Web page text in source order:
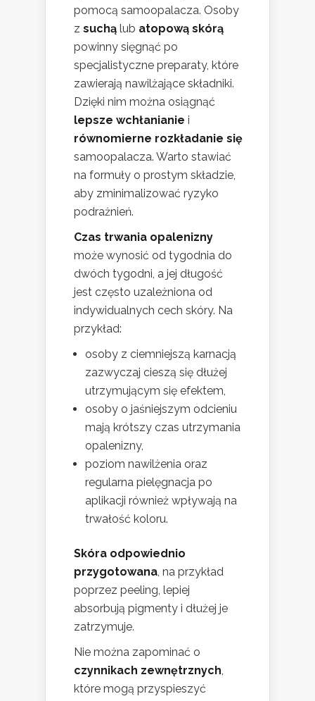
pomocą samoopalacza. Osoby
z suchą lub atopową skórą
powinny sięgnąć po
specjalistyczne preparaty, które
zawierają nawilżające składniki.
Dzięki nim można osiągnąć
lepsze wchłanianie i
równomierne rozkładanie się
samoopalacza. Warto stawiać
na formuły o prostym składzie,
aby zminimalizować ryzyko
podrażnień.
Czas trwania opalenizny
może wynosić od tygodnia do
dwóch tygodni, a jej długość
jest często uzależniona od
indywidualnych cech skóry. Na
przykład:
osoby z ciemniejszą karnacją
zazwyczaj cieszą się dłużej
utrzymującym się efektem,
osoby o jaśniejszym odcieniu
mają krótszy czas utrzymania
opalenizny,
poziom nawilżenia oraz
regularna pielęgnacja po
aplikacji również wpływają na
trwałość koloru.
Skóra odpowiednio
przygotowana, na przykład
poprzez peeling, lepiej
absorbują pigmenty i dłużej je
zatrzymuje.
Nie można zapominać o
czynnikach zewnętrznych,
które mogą przyspieszyć